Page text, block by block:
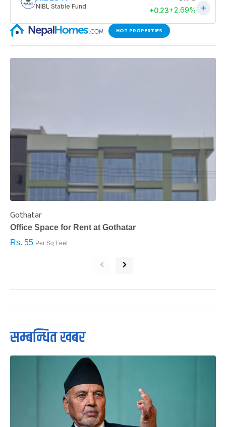
HOT PROPERTIES
Gothatar
Office Space for Rent at Gothatar
Rs. 55 Per Sq.Feet
‹ ›
सम्बन्धित खबर